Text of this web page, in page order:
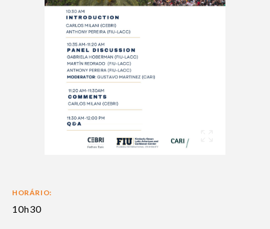
HORÁRIO:
10h30